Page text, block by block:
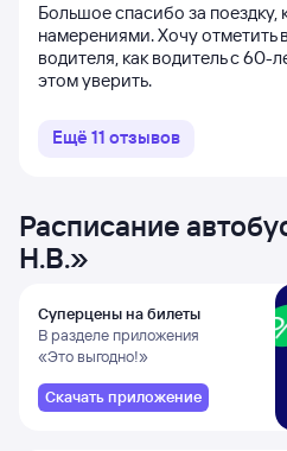
Расписание
Н.В.»
Суперцены на билеты
В разделе приложения
«Это выгодно!»
Скачать приложение
Большое спасибо за
намерениями. Хочу
водителя, как водитель с 60-
этом уверить.
Ещё 11 отзывов